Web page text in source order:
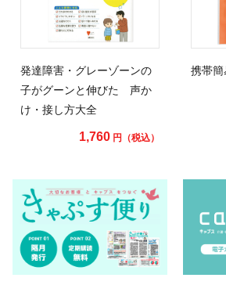
発達障害・グレーゾーンの
子がグーンと伸びた 声か
け・接し方大全
1,760円（税込）
携帯簡